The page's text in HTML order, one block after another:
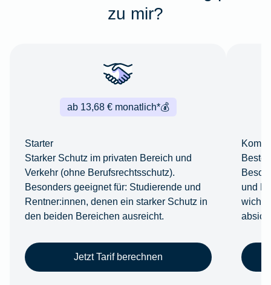
zu mir?
💰
ab 13,68 € monatlich*
Starter
Starker Schutz im privaten Bereich und
Verkehr (ohne Berufsrechtsschutz).
Besonders geeignet für: Studierende und
Rentner:innen, denen ein starker Schutz in
den beiden Bereichen ausreicht.
Jetzt Tarif berechnen
und